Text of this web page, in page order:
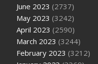
June 2023 (2737)
May 2023 (3242)
April 2023 (2590)
March 2023 (3244)
February 2023 (3212)